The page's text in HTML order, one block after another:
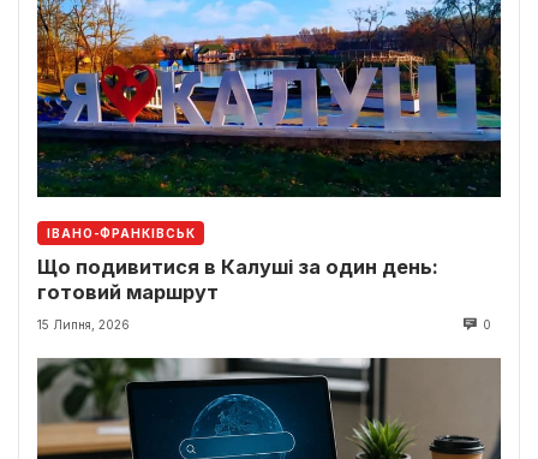
ІВАНО-ФРАНКІВСЬК
Що подивитися в Калуші за один день:
готовий маршрут
15 Липня, 2026 0